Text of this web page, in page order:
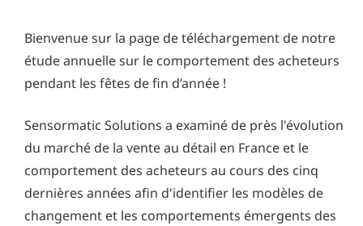
Bienvenue sur la page de téléchargement de notre
étude annuelle sur le comportement des acheteurs
pendant les fêtes de fin d’année !
Sensormatic Solutions a examiné de près l'évolution
du marché de la vente au détail en France et le
comportement des acheteurs au cours des cinq
dernières années afin d'identifier les modèles de
changement et les comportements émergents des